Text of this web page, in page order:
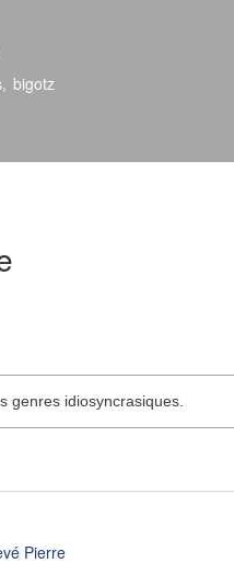
bigotz
genres idiosyncrasiques.